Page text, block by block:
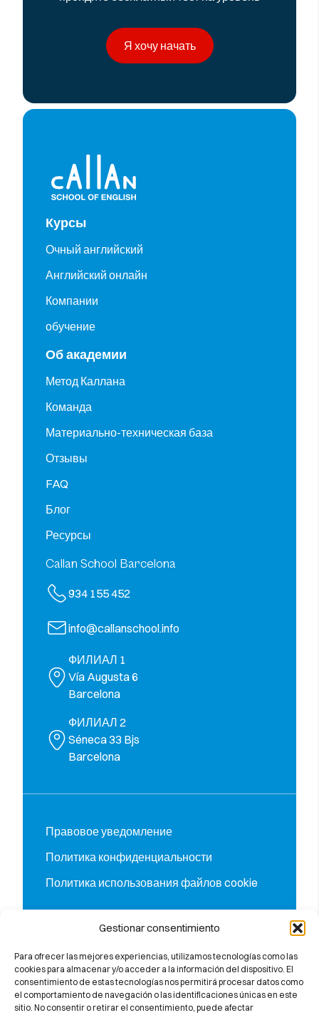
Gestionar consentimiento
Para ofrecer las mejores experiencias, utilizamos tecnologías como las
cookies para almacenar y/o acceder a la información del dispositivo. El
consentimiento de estas tecnologías nos permitirá procesar datos como
el comportamiento de navegación o las identificaciones únicas en este
sitio. No consentir o retirar el consentimiento, puede afectar
Я хочу начать
Курсы
Очный английский
Английский онлайн
Компании
обучение
Об академии
Метод Каллана
Команда
Материально-техническая база
Отзывы
FAQ
Блог
Ресурсы
Callan School Barcelona
934 155 452
info@callanschool.info
ФИЛИАЛ 1
Vía Augusta 6
Barcelona
ФИЛИАЛ 2
Séneca 33 Bjs
Barcelona
Правовое уведомление
Политика конфиденциальности
Политика использования файлов cookie